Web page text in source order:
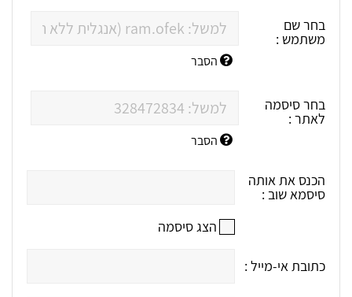
בחר שם
משתמש :
הסבר
בחר סיסמה
לאתר :
הסבר
הכנס את אותה
סיסמא שוב :
הצג סיסמה
כתובת אי-מייל :